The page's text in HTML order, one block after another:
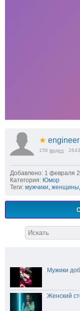
★ engineer
156 видео 2643
Добавлено: 1 февраля
Категория: Юмор
Теги: мужчики женщины
Мужики
Женский